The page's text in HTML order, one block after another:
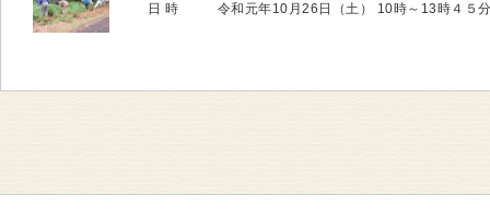
日 時 令和元年10月26日（土） 10時～13時４５